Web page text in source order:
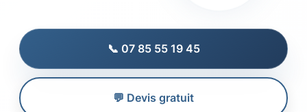
📞 07 85 55 19 45
💬 Devis gratuit